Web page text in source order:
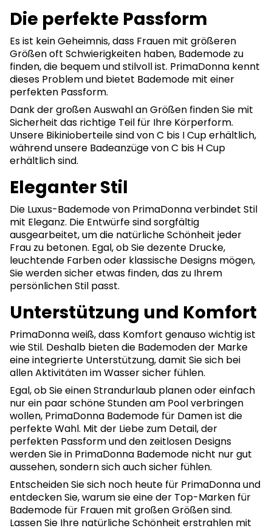
Die perfekte Passform
Es ist kein Geheimnis, dass Frauen mit größeren
Größen oft Schwierigkeiten haben, Bademode zu
finden, die bequem und stilvoll ist. PrimaDonna kennt
dieses Problem und bietet Bademode mit einer
perfekten Passform.
Dank der großen Auswahl an Größen finden Sie mit
Sicherheit das richtige Teil für Ihre Körperform.
Unsere Bikinioberteile sind von C bis I Cup erhältlich,
während unsere Badeanzüge von C bis H Cup
erhältlich sind.
Eleganter Stil
Die Luxus-Bademode von PrimaDonna verbindet Stil
mit Eleganz. Die Entwürfe sind sorgfältig
ausgearbeitet, um die natürliche Schönheit jeder
Frau zu betonen. Egal, ob Sie dezente Drucke,
leuchtende Farben oder klassische Designs mögen,
Sie werden sicher etwas finden, das zu Ihrem
persönlichen Stil passt.
Unterstützung und Komfort
PrimaDonna weiß, dass Komfort genauso wichtig ist
wie Stil. Deshalb bieten die Bademoden der Marke
eine integrierte Unterstützung, damit Sie sich bei
allen Aktivitäten im Wasser sicher fühlen.
Egal, ob Sie einen Strandurlaub planen oder einfach
nur ein paar schöne Stunden am Pool verbringen
wollen, PrimaDonna Bademode für Damen ist die
perfekte Wahl. Mit der Liebe zum Detail, der
perfekten Passform und den zeitlosen Designs
werden Sie in PrimaDonna Bademode nicht nur gut
aussehen, sondern sich auch sicher fühlen.
Entscheiden Sie sich noch heute für PrimaDonna und
entdecken Sie, warum sie eine der Top-Marken für
Bademode für Frauen mit großen Größen sind.
Lassen Sie Ihre natürliche Schönheit erstrahlen mit